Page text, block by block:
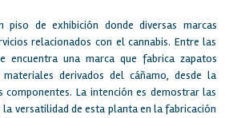
de exhibición donde diversas marcas
relacionados con el cannabis. Entre las
encuentra una marca que fabrica zapatos
derivados del cáñamo, desde la
La intención es demostrar las
versatilidad de esta planta en la fabricación